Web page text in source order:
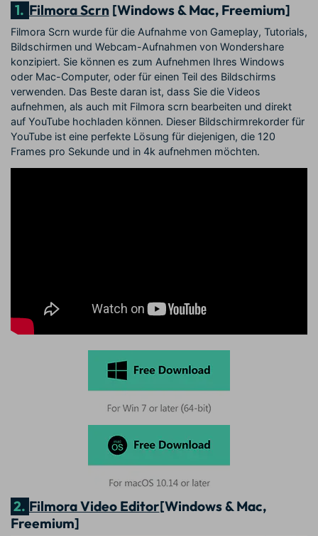
1. Filmora Scrn [Windows & Mac, Freemium]
Filmora Scrn wurde für die Aufnahme von Gameplay, Tutorials,
Bildschirmen und Webcam-Aufnahmen von Wondershare
konzipiert. Sie können es zum Aufnehmen Ihres Windows
oder Mac-Computer, oder für einen Teil des Bildschirms
verwenden. Das Beste daran ist, dass Sie die Videos
aufnehmen, als auch mit Filmora scrn bearbeiten und direkt
auf YouTube hochladen können. Dieser Bildschirmrekorder für
YouTube ist eine perfekte Lösung für diejenigen, die 120
Frames pro Sekunde und in 4k aufnehmen möchten.
2. Filmora Video Editor[Windows & Mac,
Freemium]